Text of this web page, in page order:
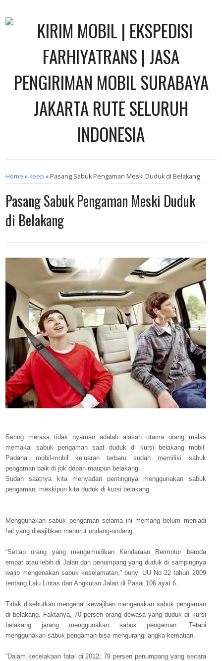
Home »keep » Pasang Sabuk Pengaman Meski Duduk di Belakang
Pasang Sabuk Pengaman Meski Duduk
di Belakang
Sering merasa tidak nyaman adalah alasan utama orang malas
memakai sabuk pengaman saat duduk di kursi belakang mobil.
Padahal mobil-mobil keluaran terbaru sudah memiliki sabuk
pengaman baik di jok depan maupun belakang.
Sudah saatnya kita menyadari pentingnya menggunakan sabuk
pengaman, meskipun kita duduk di kursi belakang.
Menggunakan sabuk pengaman selama ini memang belum menjadi
hal yang diwajibkan menurut undang-undang.
“Setiap orang yang mengemudikan Kendaraan Bermotor beroda
empat atau lebih di Jalan dan penumpang yang duduk di sampingnya
wajib mengenakan sabuk keselamatan,” bunyi UU No 22 tahun 2009
tentang Lalu Lintas dan Angkutan Jalan di Pasal 106 ayat 6.
Tidak disebutkan mengenai kewajiban mengenakan sabuk pengaman
di belakang. Faktanya, 70 persen orang dewasa yang duduk di kursi
belakang jarang menggunakan sabuk pengaman. Tetapi
menggunakan sabuk pengaman bisa mengurangi angka kematian.
“Dalam kecelakaan fatal di 2012, 79 persen penumpang yang secara